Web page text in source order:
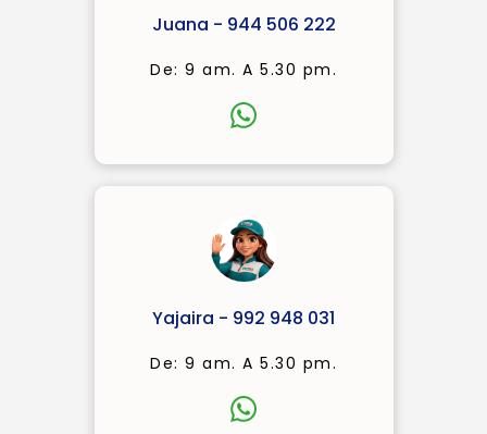
Juana - 944 506 222
De: 9 am. A 5.30 pm.
Yajaira - 992 948 031
De: 9 am. A 5.30 pm.